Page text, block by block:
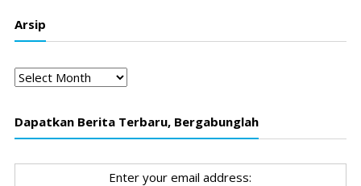
Arsip
Arsip
Dapatkan Berita Terbaru, Bergabunglah
Enter your email address: